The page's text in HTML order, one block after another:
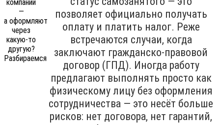
позволяет официально получать
оплату и платить налог. Реже
встречаются случаи, когда
заключают гражданско-правовой
договор (ГПД). Иногда работу
предлагают выполнять просто как
физическому лицу без оформления
сотрудничества — это несёт больше
рисков: нет договора, нет гарантий,